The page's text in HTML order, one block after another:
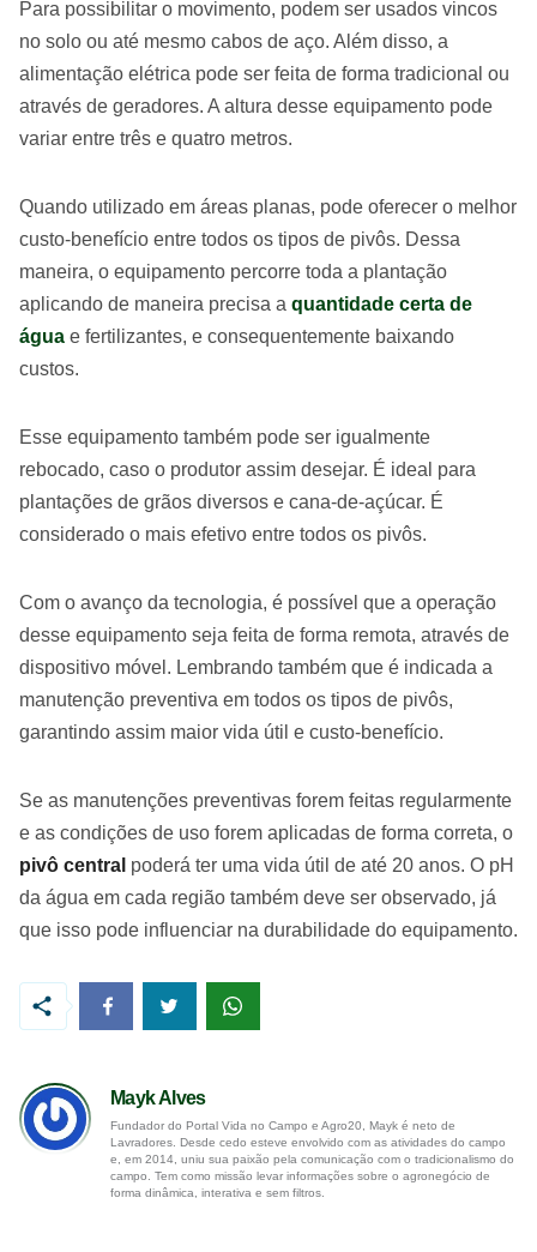
Para possibilitar o movimento, podem ser usados vincos
no solo ou até mesmo cabos de aço. Além disso, a
alimentação elétrica pode ser feita de forma tradicional ou
através de geradores. A altura desse equipamento pode
variar entre três e quatro metros.
Quando utilizado em áreas planas, pode oferecer o melhor
custo-benefício entre todos os tipos de pivôs. Dessa
maneira, o equipamento percorre toda a plantação
aplicando de maneira precisa a quantidade certa de
água e fertilizantes, e consequentemente baixando
custos.
Esse equipamento também pode ser igualmente
rebocado, caso o produtor assim desejar. É ideal para
plantações de grãos diversos e cana-de-açúcar. É
considerado o mais efetivo entre todos os pivôs.
Com o avanço da tecnologia, é possível que a operação
desse equipamento seja feita de forma remota, através de
dispositivo móvel. Lembrando também que é indicada a
manutenção preventiva em todos os tipos de pivôs,
garantindo assim maior vida útil e custo-benefício.
Se as manutenções preventivas forem feitas regularmente
e as condições de uso forem aplicadas de forma correta, o
pivô central poderá ter uma vida útil de até 20 anos. O pH
da água em cada região também deve ser observado, já
que isso pode influenciar na durabilidade do equipamento.
Mayk Alves
Fundador do Portal Vida no Campo e Agro20, Mayk é neto de
Lavradores. Desde cedo esteve envolvido com as atividades do campo
e, em 2014, uniu sua paixão pela comunicação com o tradicionalismo do
campo. Tem como missão levar informações sobre o agronegócio de
forma dinâmica, interativa e sem filtros.